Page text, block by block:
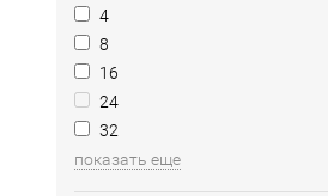
4
8
16
24
32
показать еще